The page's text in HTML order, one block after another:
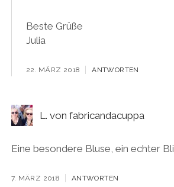
Beste Grüße
Julia
22. MÄRZ 2018 ANTWORTEN
L. von fabricandacuppa
Eine besondere Bluse, ein echter
7. MÄRZ 2018 ANTWORTEN